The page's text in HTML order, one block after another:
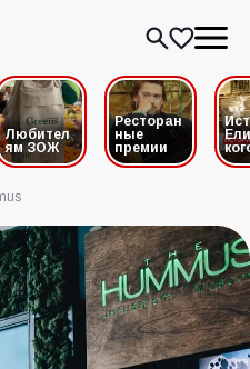
Любител
ям ЗОЖ
Ресторан
ные
премии